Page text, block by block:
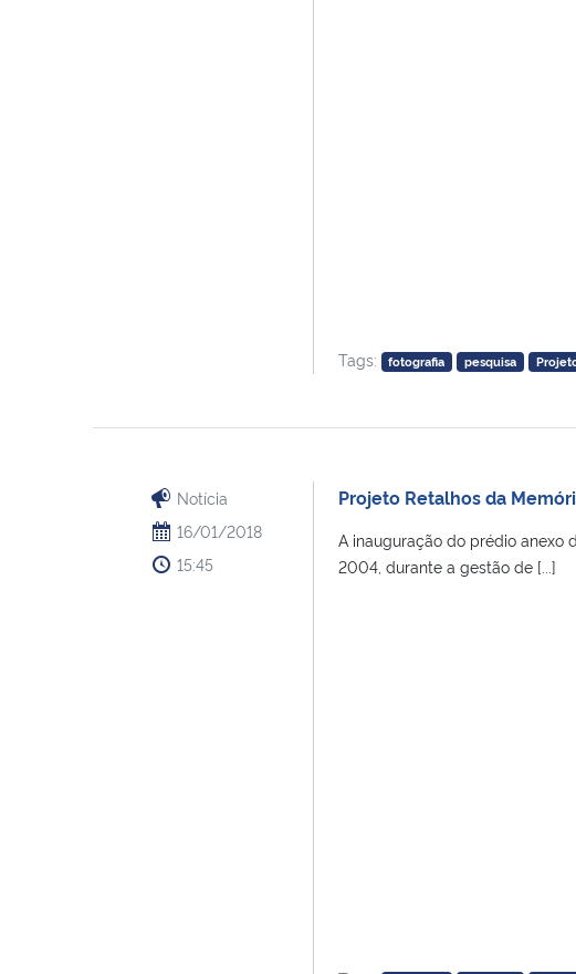
Tags: fotografia pesquisa
Notícia
16/01/2018
15:45
Projeto Retalhos da
A inauguração do prédio anexo
2004, durante a gestão de [...]